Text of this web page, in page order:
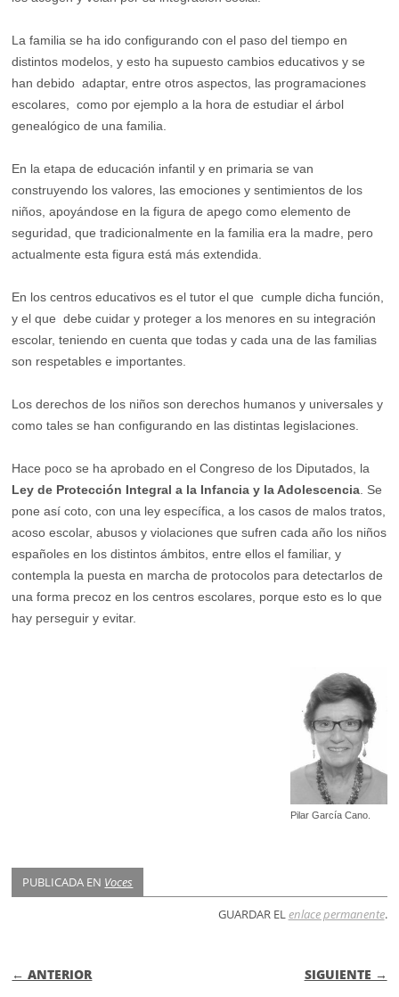
La familia se ha ido configurando con el paso del tiempo en
distintos modelos, y esto ha supuesto cambios educativos y se
han debido adaptar, entre otros aspectos, las programaciones
escolares, como por ejemplo a la hora de estudiar el árbol
genealógico de una familia.
En la etapa de educación infantil y en primaria se van
construyendo los valores, las emociones y sentimientos de los
niños, apoyándose en la figura de apego como elemento de
seguridad, que tradicionalmente en la familia era la madre, pero
actualmente esta figura está más extendida.
En los centros educativos es el tutor el que cumple dicha función,
y el que debe cuidar y proteger a los menores en su integración
escolar, teniendo en cuenta que todas y cada una de las familias
son respetables e importantes.
Los derechos de los niños son derechos humanos y universales y
como tales se han configurando en las distintas legislaciones.
Hace poco se ha aprobado en el Congreso de los Diputados, la
Ley de Protección Integral a la Infancia y la Adolescencia . Se
pone así coto, con una ley específica, a los casos de malos tratos,
acoso escolar, abusos y violaciones que sufren cada año los niños
españoles en los distintos ámbitos, entre ellos el familiar, y
contempla la puesta en marcha de protocolos para detectarlos de
una forma precoz en los centros escolares, porque esto es lo que
hay perseguir y evitar.
Pilar García Cano.
PUBLICADA EN Voces
GUARDAR ELenlace permanente.
NAVEGACIÓN DE ENTRADAS
← ANTERIOR SIGUIENTE →